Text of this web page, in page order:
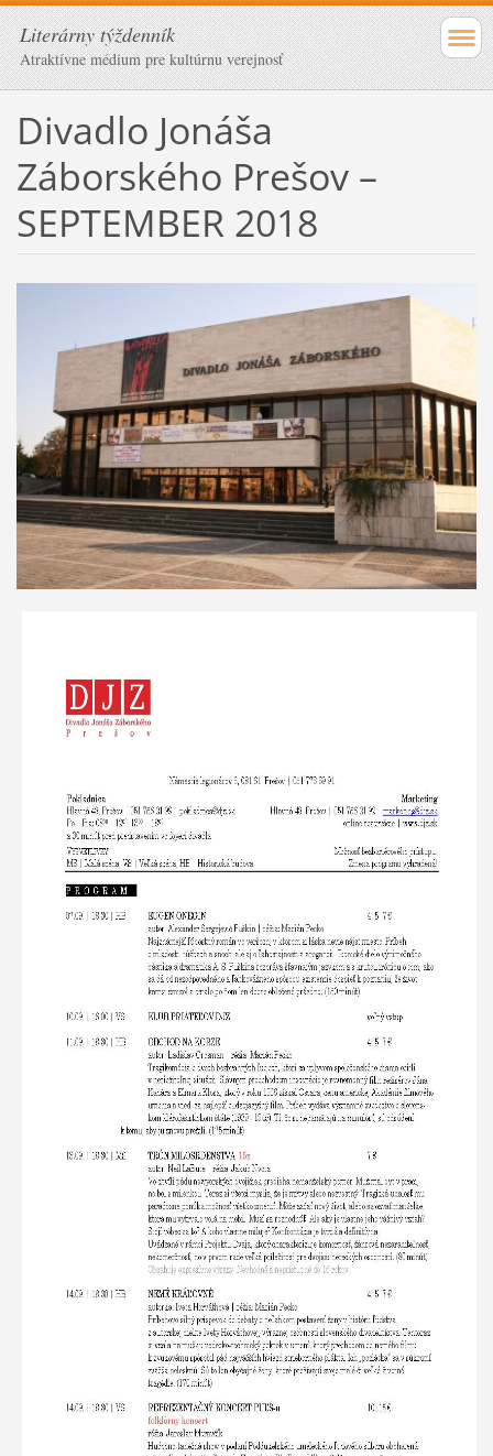
Literárny týždenník
Atraktívne médium pre kultúrnu verejnosť
Divadlo Jonáša
Záborského Prešov –
SEPTEMBER 2018